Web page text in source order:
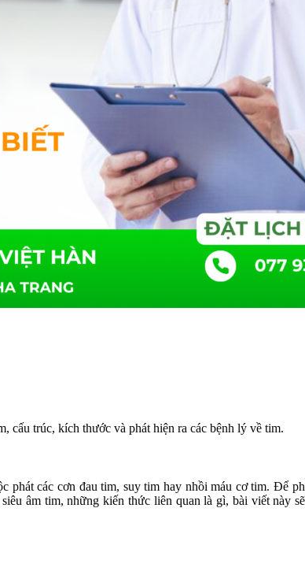
cấu trúc, kích thước và phát hiện ra các bệnh lý về tim.
c phát các cơn đau tim, suy tim hay nhồi máu cơtim. Để
âm tim, những kiến thức liên quan là gì, bài viết này sẽ